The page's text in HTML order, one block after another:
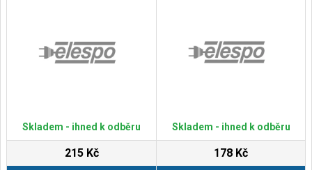
Skladem - ihned k odběru
215 Kč
Skladem - ihned k odběru
178 Kč